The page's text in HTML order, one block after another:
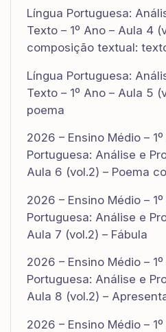
Língua Portuguesa:
Texto – 1º Ano – Aula 4
composição textual:
Língua Portuguesa:
Texto – 1º Ano – Aula 5
poema
2026 – Ensino Médio –
Portuguesa: Análise e
Aula 6 (vol.2) – Poema
2026 – Ensino Médio –
Portuguesa: Análise e
Aula 7 (vol.2) – Fábula
2026 – Ensino Médio –
Portuguesa: Análise e
Aula 8 (vol.2) –
2026 – Ensino Médio –